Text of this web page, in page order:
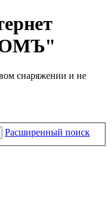
снаряжении и не
Расширенный поиск